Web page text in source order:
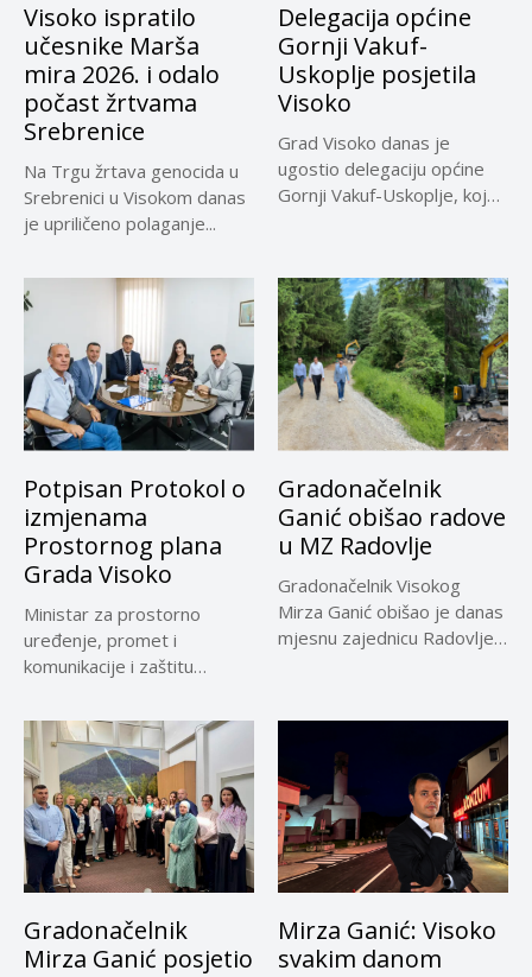
Visoko ispratilo
učesnike Marša
mira 2026. i odalo
počast žrtvama
Srebrenice
Na Trgu žrtava genocida u
Srebrenici u Visokom danas
je upriličeno polaganje...
Delegacija općine
Gornji Vakuf-
Uskoplje posjetila
Visoko
Grad Visoko danas je
ugostio delegaciju općine
Gornji Vakuf-Uskoplje, koju
Potpisan Protokol o
izmjenama
Prostornog plana
Grada Visoko
Ministar za prostorno
uređenje, promet i
komunikacije i zaštitu
kantona...
Gradonačelnik
Ganić obišao radove
u MZ Radovlje
Gradonačelnik Visokog
Mirza Ganić obišao je danas
mjesnu zajednicu Radovlje,
Gradonačelnik
Mirza Ganić posjetio
Mirza Ganić: Visoko
svakim danom